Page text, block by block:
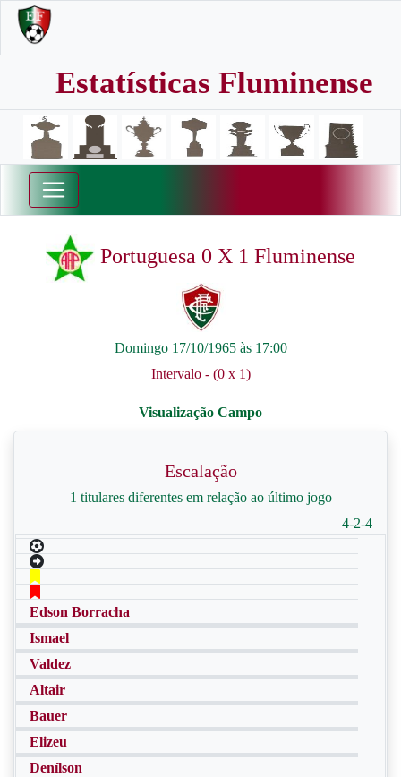
Estatísticas Fluminense
Portuguesa 0 X 1 Fluminense
Domingo 17/10/1965 às 17:00
Intervalo - (0 x 1)
Escalação
1 titulares diferentes em relação ao último jogo
4-2-4
Edson Borracha
Ismael
Valdez
Altair
Bauer
Elizeu
Denílson